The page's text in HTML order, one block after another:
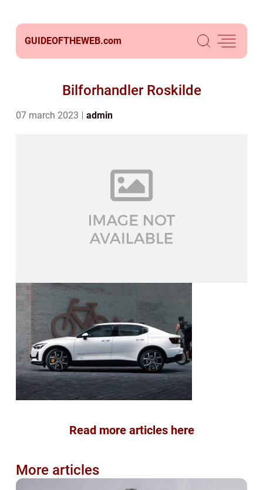
GUIDEOFTHEWEB.com
Bilforhandler Roskilde
07 march 2023 admin
Read more articles here
More articles